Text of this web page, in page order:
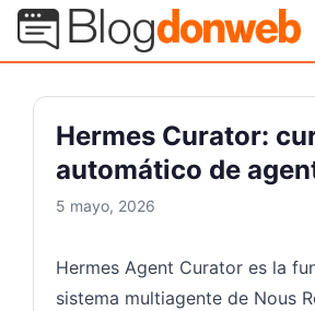
Saltar
contenido
Hermes Curator:
automático de
5 mayo, 2026
Hermes Agent Curator es la
sistema multiagente de Nous